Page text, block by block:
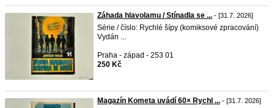
Záhada hlavolamu / Stínadla se ... - [31.7. 2026]
Série / číslo: Rychlé šípy (komiksové zpracování)
Vydán ...
Praha - západ - 253 01
250 Kč
Magazín Kometa uvádí 60× Rychl ... - [31.7. 2026]